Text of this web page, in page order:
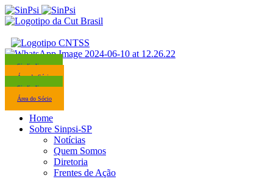
Sindicalize-se
Área do Sócio
Sindicalize-se
Área do Sócio
Home
Sobre Sinpsi-SP
Notícias
Quem Somos
Diretoria
Frentes de Ação